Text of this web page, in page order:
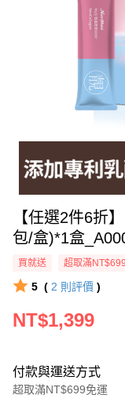
【任選2件6折
包/盒)*1盒
買就送 超取滿
5 ( 2 則評價 )
NT$1,399
付款與運送方式
超取滿NT$699免運